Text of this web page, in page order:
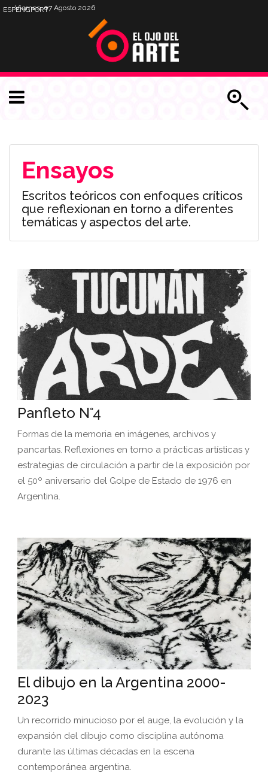
Viernes, 07 Agosto 2026
ESPENGPORT
Ensayos
Escritos teóricos con enfoques críticos
que reflexionan en torno a diferentes
temáticas y aspectos del arte.
Panfleto N°4
Formas de la memoria en imágenes, archivos y
pancartas. Reflexiones en torno a prácticas artísticas y
estrategias de circulación a partir de la exposición por
el 50º aniversario del Golpe de Estado de 1976 en
Argentina.
El dibujo en la Argentina 2000-
2023
Un recorrido minucioso por el auge, la evolución y la
expansión del dibujo como disciplina autónoma
durante las últimas décadas en la escena
contemporánea argentina.